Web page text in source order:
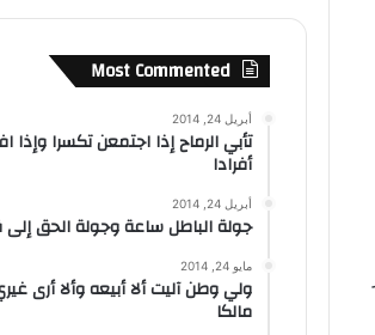
Most Commented
أبريل 24, 2014
تأبي الرماح إذا اجتمعن تكسرا
أفرادا
أبريل 24, 2014
جولة الباطل ساعة وجولة الحق إلى
مايو 24, 2014
ولي وطن آليت ألا أبيعه وألا أرى
مالكا